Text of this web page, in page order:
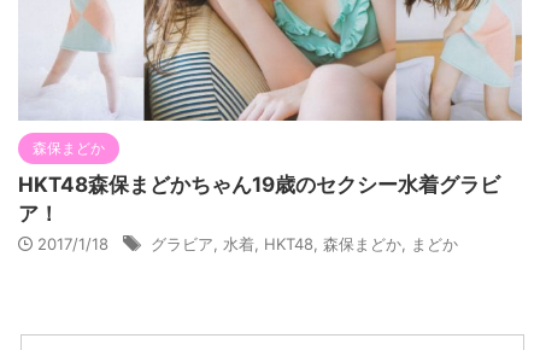
森保まどか
HKT48森保まどかちゃん19歳のセクシー水着グラビ
ア！
2017/1/18 グラビア 水着 HKT48 森保まどか まどか